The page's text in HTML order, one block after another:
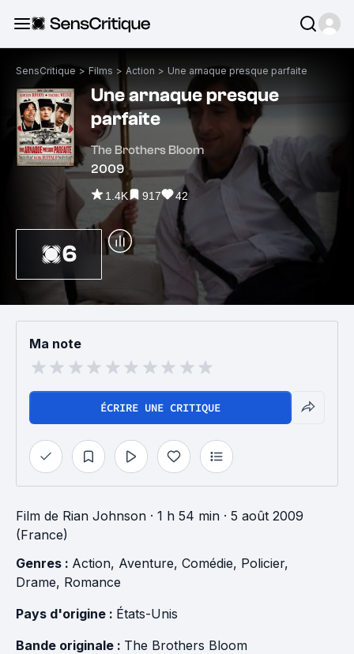
SensCritique > Films > Action > Une arnaque presque parfaite
Une arnaque presque
parfaite
The Brothers Bloom
2009
1.4K 917 42
6
Ma note
ÉCRIRE UNE CRITIQUE
Film de Rian Johnson · 1 h 54 min · 5 août 2009
(France)
Genres : Action, Aventure, Comédie, Policier,
Drame, Romance
Pays d'origine : États-Unis
Bande originale : The Brothers Bloom